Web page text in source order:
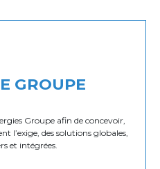
GROUPE
Groupe afin de concevoir,
l’exige, des solutions globales,
et intégrées.